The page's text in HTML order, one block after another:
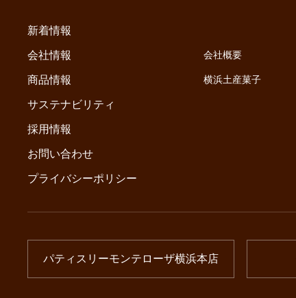
新着情報
会社情報 会社概要
商品情報 横浜土産菓子
サステナビリティ
採用情報
お問い合わせ
プライバシーポリシー
パティスリーモンテローザ横浜本店